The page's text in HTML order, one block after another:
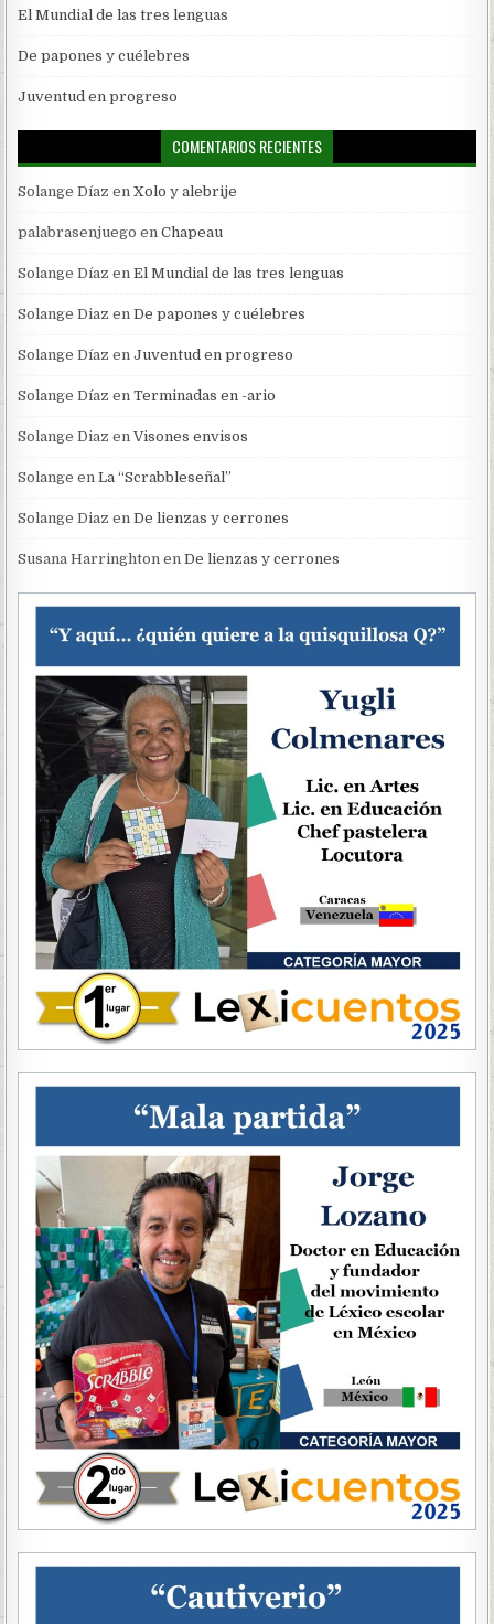
El Mundial de las tres lenguas
De papones y cuélebres
Juventud en progreso
COMENTARIOS RECIENTES
Solange Díaz enXolo y alebrije
palabrasenjuego enChapeau
Solange Díaz enEl Mundial de las tres lenguas
Solange Diaz enDe papones y cuélebres
Solange Díaz enJuventud en progreso
Solange Díaz enTerminadas en -ario
Solange Diaz enVisones envisos
Solange enLa “Scrabbleseñal”
Solange Diaz enDe lienzas y cerrones
Susana Harringhton enDe lienzas y cerrones